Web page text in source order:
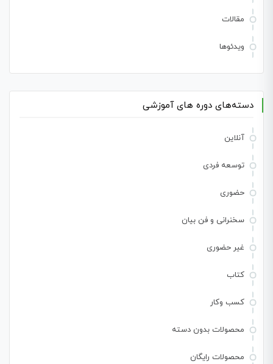
مقالات
ویدئوها
دسته‌های دوره های آموزشی
آنلاین
توسعه فردی
حضوری
سخنرانی و فن بیان
غیر حضوری
کتاب
کسب وکار
محصولات بدون دسته
محصولات رایگان